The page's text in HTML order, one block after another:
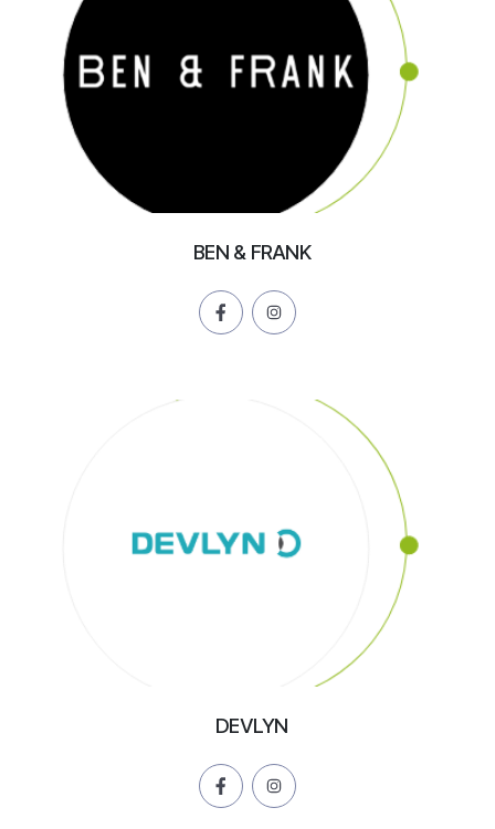
BEN & FRANK
DEVLYN